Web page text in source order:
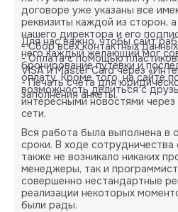
договоре уже указаны все
реквизиты каждой из сторон,
нашего директора и его
- Сбор всех контактных
- Оплата с помощью
VISA и Master Card через
- Печать счета для
заполнения анкеты.
Для нас важно, чтобы сайт
него каждый желающий мог
бронирование путевки и
оплату. Кроме того, на сайте
возможность делиться с
интересными новостями
сети.
Вся работа была выполнена в
сроки. В ходе сотрудничества
также не возникало никаких
менеджеры, так и
совершенно нестандартные
реализации некоторых
были рады.